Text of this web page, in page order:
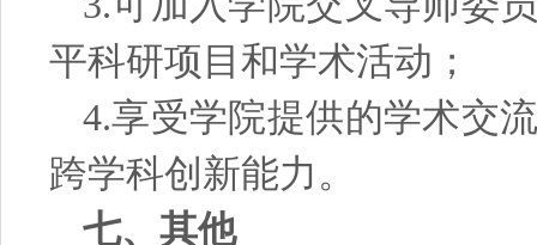
平科研项目和学术活动；
4.享受学院提供的学术交
跨学科创新能力。
七、其他